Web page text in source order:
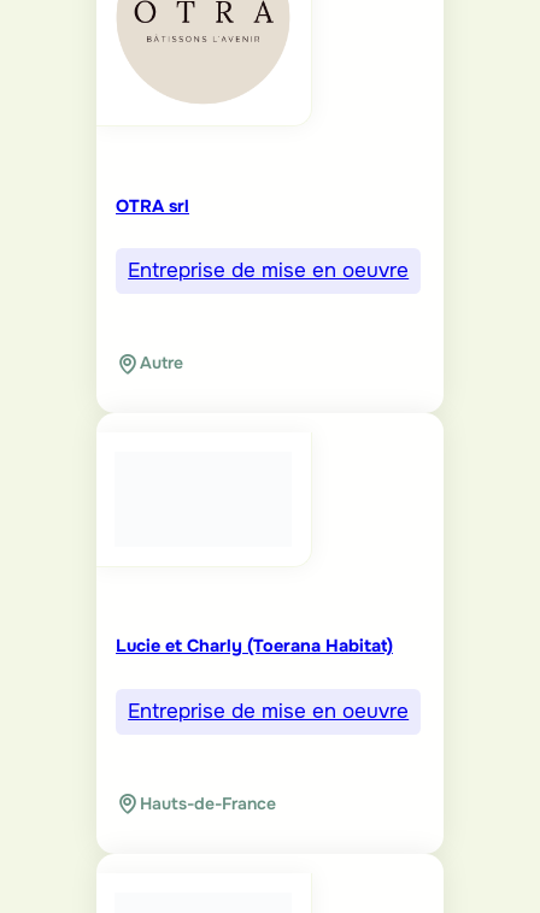
OTRA srl
Entreprise de mise en oeuvre
Autre
Lucie et Charly (Toerana Habitat)
Entreprise de mise en oeuvre
Hauts-de-France